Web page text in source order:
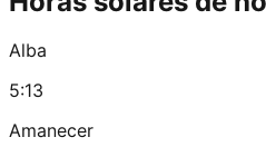
Alba
5:13
Amanecer